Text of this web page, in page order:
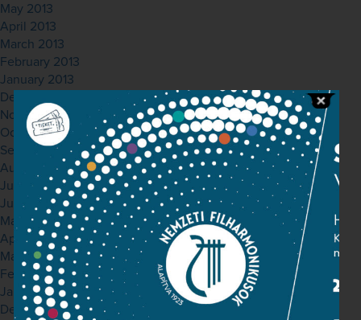
May 2013
April 2013
March 2013
February 2013
January 2013
December 2012
November 2012
October 2012
September 2012
August 2012
July 2012
June 2012
May 2012
April 2012
March 2012
February 2012
January 2012
December 2011